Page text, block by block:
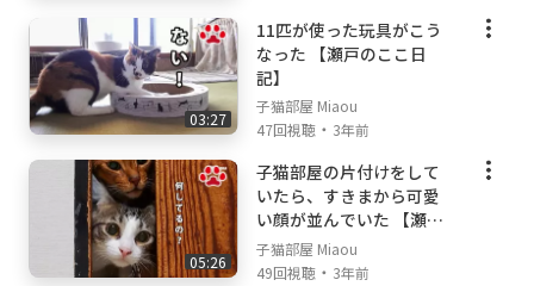
03:27
11匹が使った玩具がこう
なった 【瀬戸のここ日
記】
子猫部屋 Miaou
47回視聴 ・ 3年前
05:26
子猫部屋の片付けをして
いたら、すきまから可愛
い顔が並んでいた 【瀬戸
の子猫日記】
子猫部屋 Miaou
49回視聴 ・ 3年前